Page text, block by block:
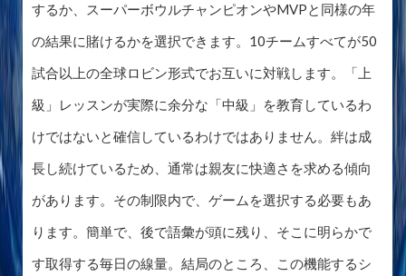
するか、スーパーボウルチャンピオンやMVPと同様の年
の結果に賭けるかを選択できます。10チームすべてが50
試合以上の全球ロビン形式でお互いに対戦します。「上
級」レッスンが実際に余分な「中級」を教育しているわ
けではないと確信しているわけではありません。絆は成
長し続けているため、通常は親友に快適さを求める傾向
があります。その制限内で、ゲームを選択する必要もあ
ります。簡単で、後で語彙が頭に残り、そこに明らかで
す取得する毎日の線量。結局のところ、この機能するシ